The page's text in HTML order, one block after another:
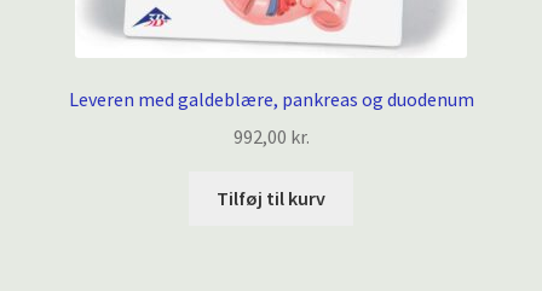
Leveren med galdeblære, pankreas og duodenum
992,00 kr.
Tilføj til kurv